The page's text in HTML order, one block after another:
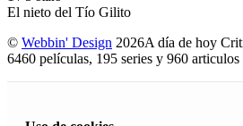
El nieto del Tío Gilito
© Webbin' Design 2026A día de hoy
6460 películas, 195 series y 960 articulos